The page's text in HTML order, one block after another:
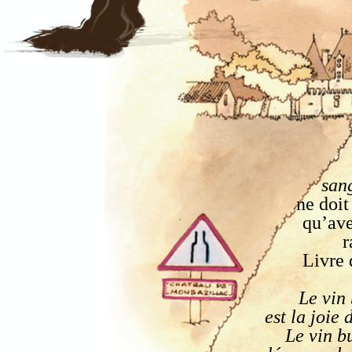
ne
Livre
Le vin
est la joie
Le vin